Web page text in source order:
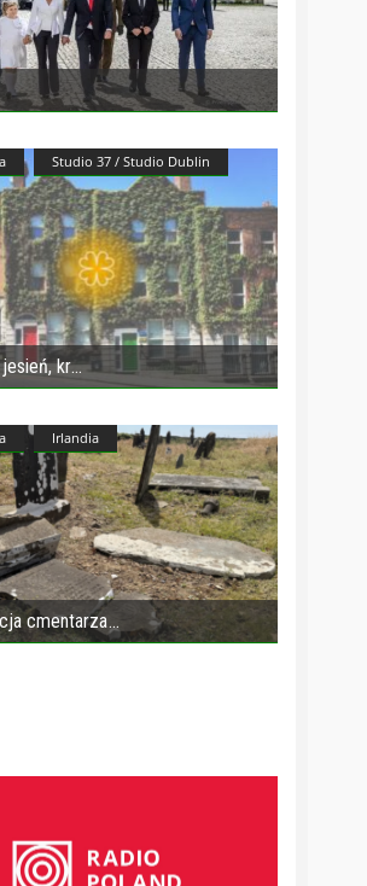
Studio 37 / Studio Dublin
kr
Irlandia
cmentarza